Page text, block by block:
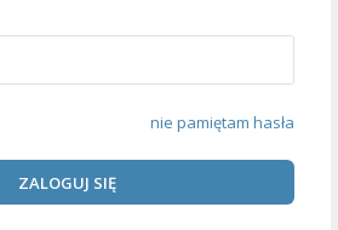
nie pamiętam hasła
ZALOGUJ SIĘ